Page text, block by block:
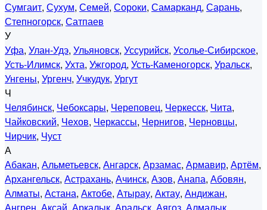
Сумгаит, Сухум, Семей, Сороки, Самарканд, Сарань,
Степногорск, Сатпаев
У
Уфа, Улан-Удэ, Ульяновск, Уссурийск, Усолье-Сибирское,
Усть-Илимск, Ухта, Ужгород, Усть-Каменогорск, Уральск,
Унгены, Ургенч, Учкудук, Ургут
Ч
Челябинск, Чебоксары, Череповец, Черкесск, Чита,
Чайковский, Чехов, Черкассы, Чернигов, Черновцы,
Чирчик, Чуст
А
Абакан, Альметьевск, Ангарск, Арзамас, Армавир, Артём,
Архангельск, Астрахань, Ачинск, Азов, Анапа, Абовян,
Алматы, Астана, Актобе, Атырау, Актау, Андижан,